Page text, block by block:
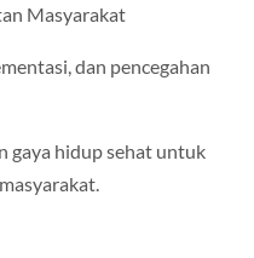
Masyarakat
dan pencegahan
gaya hidup sehat untuk